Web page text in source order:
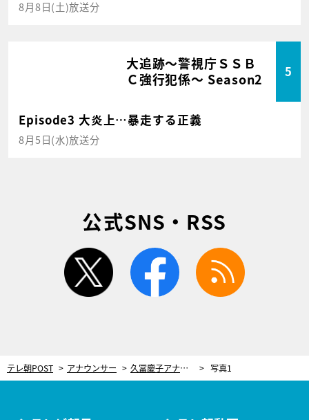
8月8日(土)放送分
大追跡～警視庁ＳＳＢ
Ｃ強行犯係～ Season2
5
Episode3 大炎上…暴走する正義
8月5日(水)放送分
公式SNS・RSS
twitter facebook
テレ朝POST アナウンサー 久冨慶子アナ「とーっても簡単です！」と太鼓判！炊飯器でつくる「梅ジュース」 写真1